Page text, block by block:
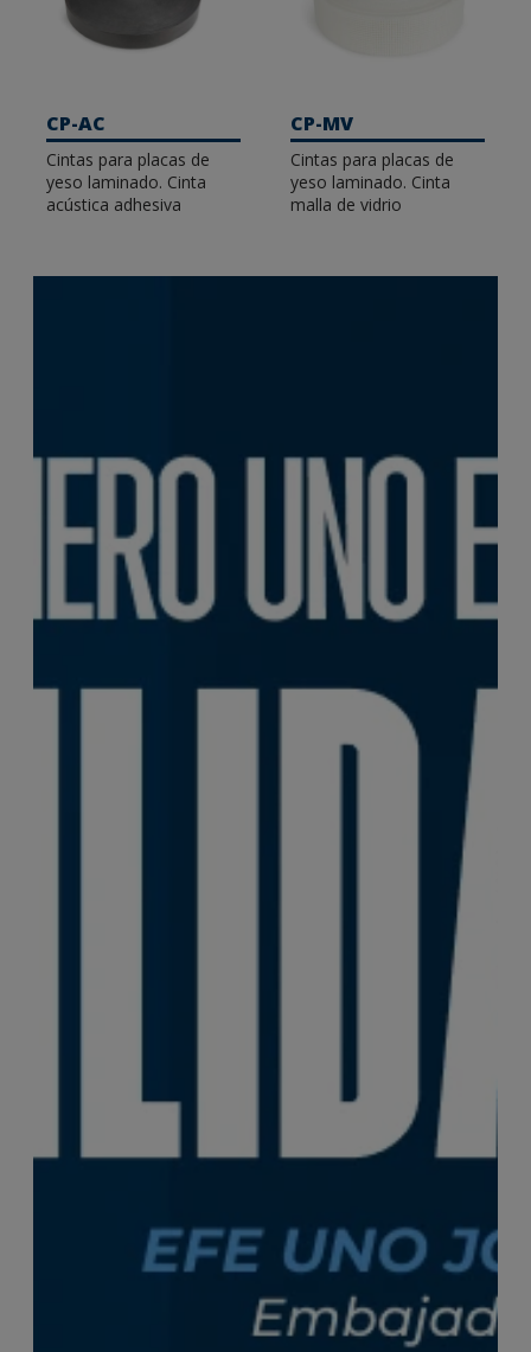
CP-AC
Cintas para placas de
yeso laminado. Cinta
acústica adhesiva
CP-MV
Cintas para placas de
yeso laminado. Cinta
malla de vidrio